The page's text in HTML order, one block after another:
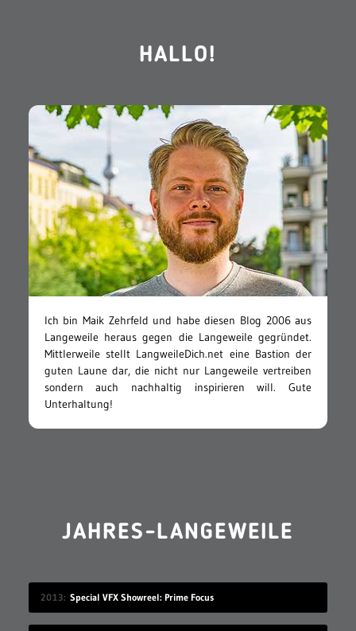
HALLO!
Ich bin Maik Zehrfeld und habe diesen Blog 2006 aus
Langeweile heraus gegen die Langeweile gegründet.
Mittlerweile stellt LangweileDich.net eine Bastion der
guten Laune dar, die nicht nur Langeweile vertreiben
sondern auch nachhaltig inspirieren will. Gute
Unterhaltung!
JAHRES-LANGEWEILE
2013 Special VFX Showreel: Prime Focus